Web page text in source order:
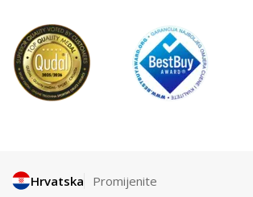
Hrvatska Promijenite